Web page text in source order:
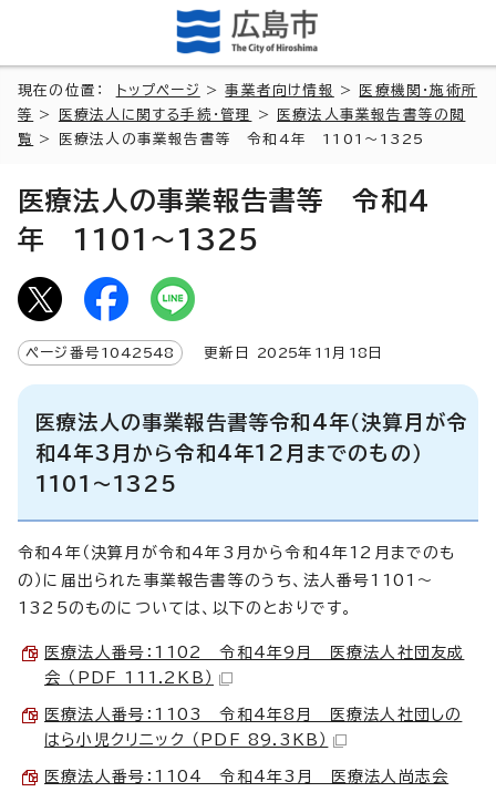
現在の位置： トップページ >事業者向け情報 >
医療機関・施術所
等
> 医療法人に関する手続・管理 >
医療法人事業報告書等の閲
覧
> 医療法人の事業報告書等 令和4年 1101～1325
医療法人の事業報告書等 令和4
年 1101～1325
ページ番号 1042548 更新日 2025年 11 月 18 日
医療法人の事業報告書等令和4年（決算月が令
和4年3月から令和4年12月までのもの）
1101～1325
令和4年（決算月が令和4年3月から令和4年12月までのも
の）に届出られた事業報告書等のうち、法人番号1101～
1325のものについては、以下のとおりです。
医療法人番号：1102 令和4年9月 医療法人社団友成
会 （PDF 111.2KB）
医療法人番号：1103 令和4年8月 医療法人社団しの
はら小児クリニック （PDF 89.3KB）
医療法人番号：1104 令和4年3月 医療法人尚志会